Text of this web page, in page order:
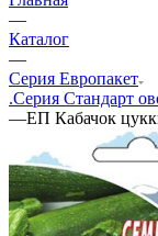
—
Каталог
—
Серия Европакет
.Серия Стандарт
—ЕП Кабачок